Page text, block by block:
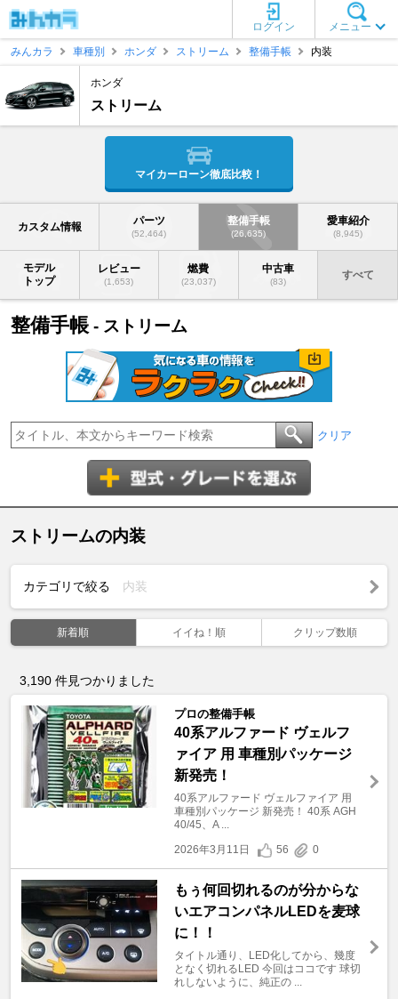
メニュー
ログイン
みんカラ
車種別 ホンダ ストリーム 整備手帳 内装
ホンダ
ストリーム
マイカーローン徹底比較！
カスタム情報 パーツ
(52,464)
整備手帳
(26,635)
愛車紹介
(8,945)
モデル
トップ
レビュー
(1,653)
燃費
(23,037)
中古車
(83)
すべて
整備手帳 - ストリーム
クリア
ストリームの内装
カテゴリで絞る 内装
新着順 イイね！順 クリップ数順
3,190 件見つかりました
プロの整備手帳
40系アルファード ヴェルフ
ァイア 用 車種別パッケージ
新発売！
40系アルファード ヴェルファイア 用
車種別パッケージ 新発売！ 40系 AGH
40/45、A ...
2026年3月11日
56 0
もぅ何回切れるのが分からな
いエアコンパネルLEDを麦球
に！！
タイトル通り、LED化してから、幾度
となく切れるLED 今回はココです 球切
れしないように、純正の ...